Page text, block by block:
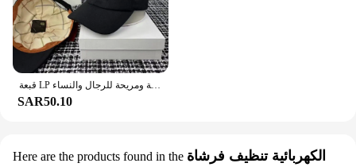
قبعة LP من الكشمير للخريف والشتاء، قبعات بيسبول كاجوال مطرزة دافئة ومريحة للرجال والنساء
SAR50.10
Here are the products found in the الكهربائية تنظيف فرشاة